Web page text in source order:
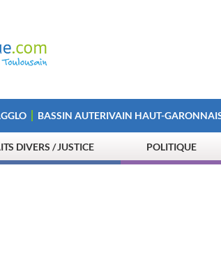
BASSIN AUTERIVAIN HAUT-
DIVERS / JUSTICE POLITIQUE